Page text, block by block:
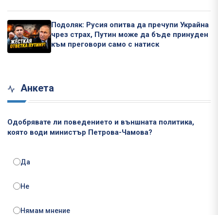
Подоляк: Русия опитва да пречупи Украйна
чрез страх, Путин може да бъде принуден
към преговори само с натиск
Анкета
Одобрявате ли поведението и външната политика,
която води министър Петрова-Чамова?
Да
Не
Нямам мнение